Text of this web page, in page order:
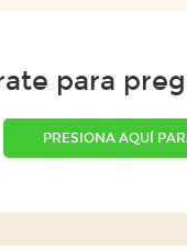
para
PRESIONA AQUÍ